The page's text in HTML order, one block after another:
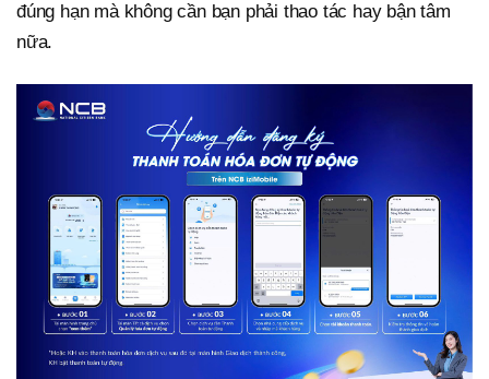
đúng hạn mà không cần bạn phải thao tác hay bận tâm
nữa.